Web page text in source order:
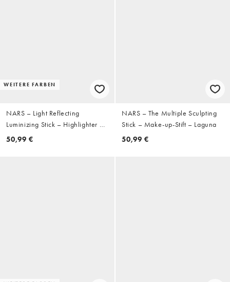
WEITERE FARBEN
NARS – Light Reflecting
Luminizing Stick – Highlighter –
Moonlit
50,99 €
NARS – The Multiple Sculpting
Stick – Make-up-Stift – Laguna
50,99 €